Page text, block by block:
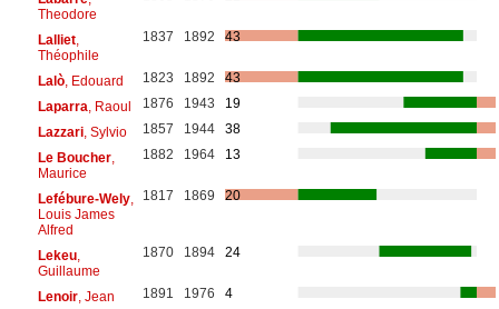
Theodore
Lalliet,
Théophile
1837 1892 43
Lalò, Edouard 1823 1892
43
Laparra , Raoul 1876 1943
19
Lazzari, Sylvio 1857 1944
38
Le Boucher,
Maurice
1882 1964 13
Lefébure-Wely,
Louis James
Alfred
1817 1869 20
Lekeu,
Guillaume
1870 1894 24
Lenoir, Jean 1891 1976
4